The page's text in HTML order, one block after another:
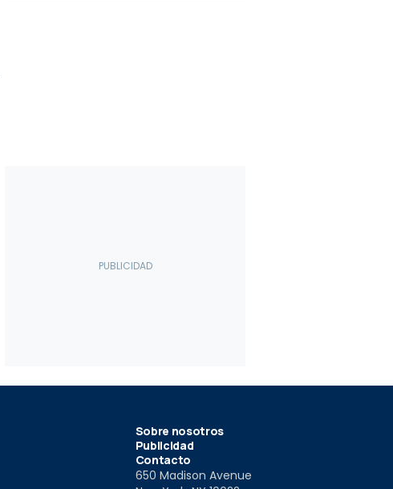
Sobre nosotros
Publicidad
Contacto
650 Madison Avenue